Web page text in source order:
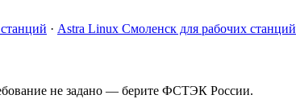
· Astra Linux Смоленск для рабочих станций
не задано — берите ФСТЭК России.